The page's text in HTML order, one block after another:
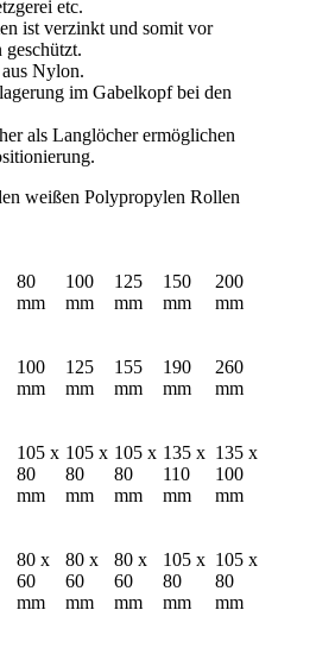
etc.
ist verzinkt und somit vor
geschützt.
Nylon.
im Gabelkopf bei den
als Langlöcher ermöglichen
weißen Polypropylen Rollen
80
mm
100
mm
125
mm
150
mm
200
mm
100
mm
125
mm
155
mm
190
mm
260
mm
105 x
80
mm
105 x
80
mm
105 x
80
mm
135 x
110
mm
135 x
100
mm
80 x
60
mm
80 x
60
mm
80 x
60
mm
105 x
80
mm
105 x
80
mm